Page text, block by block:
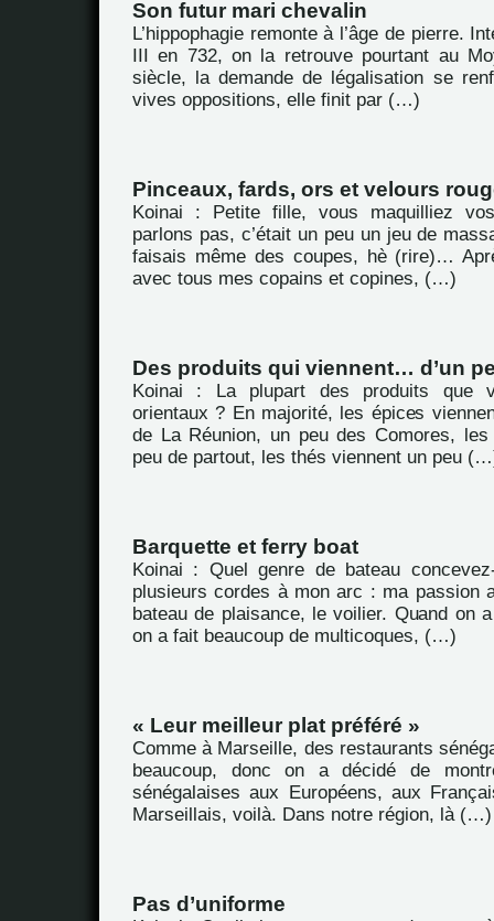
Son futur mari chevalin
L’hippophagie remonte à l’âge de pierre.
III en 732, on la retrouve pourtant au
siècle, la demande de légalisation se
vives oppositions, elle finit par (…)
Pinceaux, fards, ors et velours
Koinai : Petite fille, vous maquilliez
parlons pas, c’était un peu un jeu de
faisais même des coupes, hè (rire)…
avec tous mes copains et copines, (…)
Des produits qui viennent… d’un
Koinai : La plupart des produits que
orientaux ? En majorité, les épices
de La Réunion, un peu des Comores,
peu de partout, les thés viennent un peu
Barquette et ferry boat
Koinai : Quel genre de bateau
plusieurs cordes à mon arc : ma passion
bateau de plaisance, le voilier. Quand on
on a fait beaucoup de multicoques, (…)
« Leur meilleur plat préféré »
Comme à Marseille, des restaurants
beaucoup, donc on a décidé de
sénégalaises aux Européens, aux
Marseillais, voilà. Dans notre région, là (…)
Pas d’uniforme